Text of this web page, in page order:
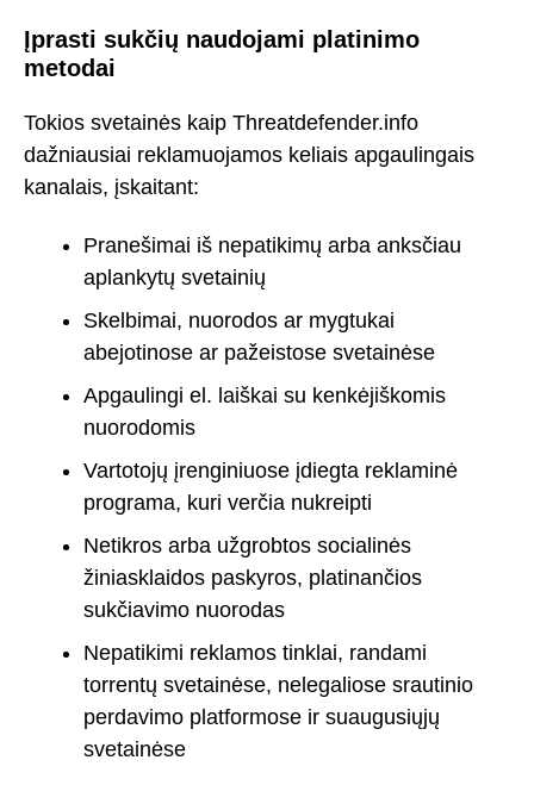
Įprasti sukčių naudojami platinimo
metodai
Tokios svetainės kaip Threatdefender.info
dažniausiai reklamuojamos keliais apgaulingais
kanalais, įskaitant:
Pranešimai iš nepatikimų arba anksčiau
aplankytų svetainių
Skelbimai, nuorodos ar mygtukai
abejotinose ar pažeistose svetainėse
Apgaulingi el. laiškai su kenkėjiškomis
nuorodomis
Vartotojų įrenginiuose įdiegta reklaminė
programa, kuri verčia nukreipti
Netikros arba užgrobtos socialinės
žiniasklaidos paskyros, platinančios
sukčiavimo nuorodas
Nepatikimi reklamos tinklai, randami
torrentų svetainėse, nelegaliose srautinio
perdavimo platformose ir suaugusiųjų
svetainėse